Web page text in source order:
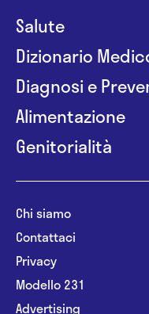
Salute
Dizionario
Diagnosi e
Alimentazione
Genitorialità
Chi siamo
Contattaci
Privacy
Modello 231
Advertising